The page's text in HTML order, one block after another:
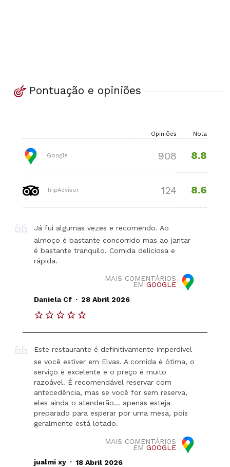
Pontuação e opiniões
Opiniões Nota
Google 908 8.8
TripAdvisor 124 8.6
Já fui algumas vezes e recomendo. Ao
almoço é bastante concorrido mas ao jantar
é bastante tranquilo. Comida deliciosa e
rápida.
MAIS COMENTÁRIOS
EM GOOGLE
Daniela Cf . 28 Abril 2026
Este restaurante é definitivamente imperdível
se você estiver em Elvas. A comida é ótima, o
serviço é excelente e o preço é muito
razoável. É recomendável reservar com
antecedência, mas se você for sem reserva,
eles ainda o atenderão... apenas esteja
preparado para esperar por uma mesa, pois
geralmente está lotado.
MAIS COMENTÁRIOS
EM GOOGLE
jualmi xy . 18 Abril 2026